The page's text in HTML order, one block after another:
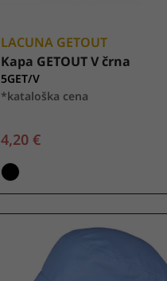
LACUNA GETOUT
Kapa GETOUT V črna
5GET/V
*kataloška cena
4,20 €